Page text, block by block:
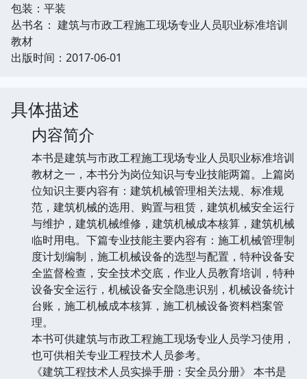
包装：平装
丛书名： 建筑与市政工程施工现场专业人员职业标准培训
教材
出版时间：2017-06-01
具体描述
内容简介
本书是建筑与市政工程施工现场专业人员职业标准培训
教材之一，本书分为岗位知识与专业技能两篇。上篇岗
位知识主要内容有：建筑机械管理相关法规、标准规
范，建筑机械的选用、购置与租赁，建筑机械安全运行
与维护，建筑机械维修，建筑机械成本核算，建筑机械
临时用电。下篇专业技能主要内容有：施工机械管理制
度计划编制，施工机械设备的选型与配置，特种设备安
全监督检查，安全技术交底，作业人员教育培训，特种
设备安全运行，机械设备安全隐患识别，机械设备统计
台账，施工机械成本核算，施工机械设备资料档案管
理。
本书可供建筑与市政工程施工现场专业人员学习使用，
也可供相关专业工程技术人员参考。
《建筑工程技术人员实操手册：安全员分册》 本书是